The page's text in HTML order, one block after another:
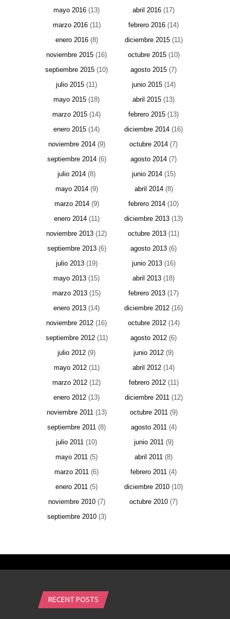
mayo 2016 (13) abril 2016 (17)
marzo 2016(11) febrero 2016 (14)
enero 2016(8) diciembre 2015(11)
noviembre 2015 (16) octubre 2015(10)
septiembre 2015 (10) agosto 2015 (7)
julio 2015 (11) junio 2015(14)
mayo 2015 (18) abril 2015 (13)
marzo 2015 (14) febrero 2015 (13)
enero 2015 (14) diciembre 2014 (16)
noviembre 2014(9) octubre 2014 (7)
septiembre 2014(6) agosto 2014 (7)
julio 2014 (8) junio 2014(15)
mayo 2014(9) abril 2014(8)
marzo 2014(9) febrero 2014 (10)
enero 2014(11) diciembre 2013 (13)
noviembre 2013 (12) octubre 2013 (11)
septiembre 2013(6) agosto 2013 (6)
julio 2013(19) junio 2013(16)
mayo 2013 (15) abril 2013 (18)
marzo 2013 (15) febrero 2013 (17)
enero 2013 (14) diciembre 2012 (16)
noviembre 2012 (16) octubre 2012(14)
septiembre 2012(11) agosto 2012 (6)
julio 2012 (9) junio 2012 (9)
mayo 2012(11) abril 2012 (14)
marzo 2012 (12) febrero 2012(11)
enero 2012 (13) diciembre 2011(12)
noviembre 2011(13) octubre 2011(9)
septiembre 2011 (8) agosto 2011(4)
julio 2011 (10) junio 2011(9)
mayo 2011 (5) abril 2011 (8)
marzo 2011 (6) febrero 2011 (4)
enero 2011 (5) diciembre 2010 (10)
noviembre 2010(7) octubre 2010 (7)
septiembre 2010(3)
RECENT POSTS